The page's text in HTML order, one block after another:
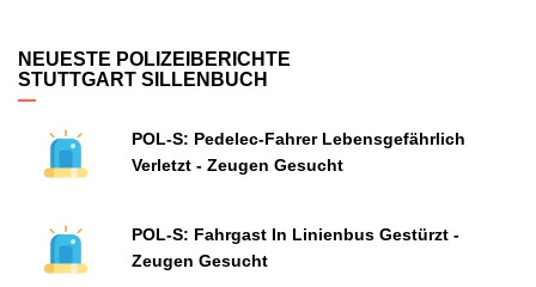
NEUESTE POLIZEIBERICHTE
STUTTGART SILLENBUCH
POL-S: Pedelec-Fahrer Lebensgefährlich
Verletzt - Zeugen Gesucht
POL-S: Fahrgast In Linienbus Gestürzt -
Zeugen Gesucht